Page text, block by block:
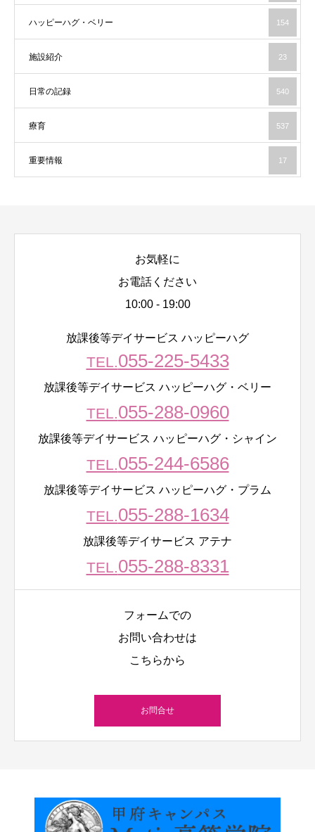
ハッピーハグ・ベリー 154
施設紹介 23
日常の記録 540
療育 537
重要情報 17
お気軽に
お電話ください
10:00 - 19:00
放課後等デイサービス ハッピーハグ
TEL.055-225-5433
放課後等デイサービス ハッピーハグ・ベリー
TEL.055-288-0960
放課後等デイサービス ハッピーハグ・シャイン
TEL.055-244-6586
放課後等デイサービス ハッピーハグ・プラム
TEL.055-288-1634
放課後等デイサービス アテナ
TEL.055-288-8331
フォームでの
お問い合わせは
こちらから
お問合せ